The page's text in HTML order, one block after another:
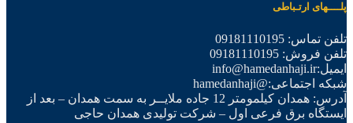
پلــــهای ارتـباطی
تلفن تماس: 09181110195
تلفن فروش: 09181110195
ایمیل:info@hamedanhaji.ir
شبکه اجتماعی:@hamedanhaji
آدرس: همدان کیلمومتر 12 جاده ملایــر به سمت همدان – بعد از
ایستگاه برق فرعی اول – شرکت تولیدی همدان حاجی